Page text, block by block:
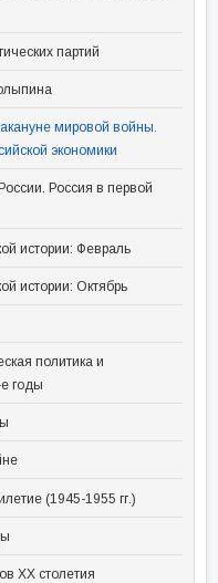
партий
мировой войны.
экономики
Россия в первой
истории: Февраль
истории: Октябрь
политика и
годы
(1945-1955 гг.)
XX столетия